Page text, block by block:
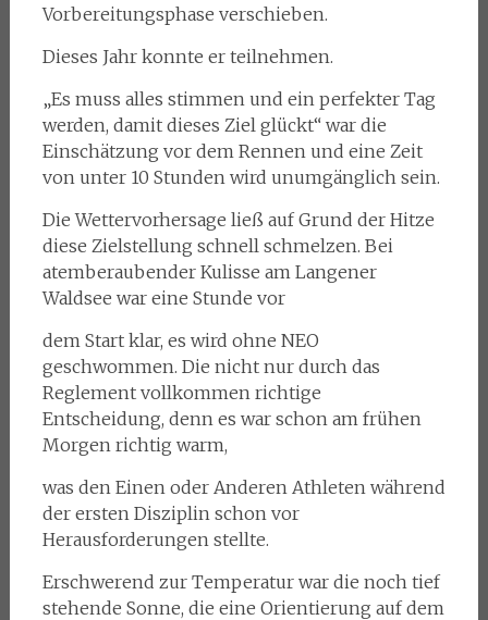
Vorbereitungsphase verschieben.
Dieses Jahr konnte er teilnehmen.
„Es muss alles stimmen und ein perfekter Tag
werden, damit dieses Ziel glückt“ war die
Einschätzung vor dem Rennen und eine Zeit
von unter 10 Stunden wird unumgänglich sein.
Die Wettervorhersage ließ auf Grund der Hitze
diese Zielstellung schnell schmelzen. Bei
atemberaubender Kulisse am Langener
Waldsee war eine Stunde vor
dem Start klar, es wird ohne NEO
geschwommen. Die nicht nur durch das
Reglement vollkommen richtige
Entscheidung, denn es war schon am frühen
Morgen richtig warm,
was den Einen oder Anderen Athleten während
der ersten Disziplin schon vor
Herausforderungen stellte.
Erschwerend zur Temperatur war die noch tief
stehende Sonne, die eine Orientierung auf dem